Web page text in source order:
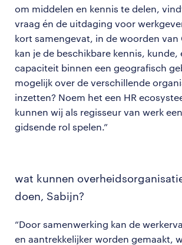
om middelen en kennis te delen,
vraag én de uitdaging voor
kort samengevat, in de woorden van
kan je de beschikbare kennis, kunde,
capaciteit binnen een geografisch
mogelijk over de verschillende
inzetten? Noem het een HR
kunnen wij als regisseur van werk
gidsende rol spelen.”
wat kunnen
doen, Sabijn?
“Door samenwerking kan de
en aantrekkelijker worden gemaakt,